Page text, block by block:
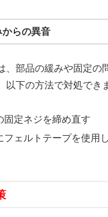
らの異音
、部品の緩みや固定の
以下の方法で対処でき
固定ネジを締め直す
フェルトテープを使用